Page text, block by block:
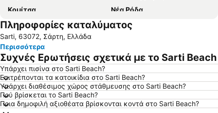
Κομίτσα
Νέα Ρόδα
Παραλία της Ουρανόπολης
Νικήτη
Λιμάνι Ιερισσού
Αγιος Γεώργιος
Πόρτο Καρράς 1
Πολύχρονο
Καρύδι
Παραλία Καλογριάς
Καλλιθέα
Loutra
Λιμάνι Όρμος Παναγίας
Ψακούδια
Πληροφορίες καταλύματος
Sarti, 63072, Σάρτη, Ελλάδα
Περισσότερα
Συχνές Ερωτήσεις σχετικά με το Sarti Beach
Υπάρχει πισίνα στο Sarti Beach?
Επιτρέπονται τα κατοικίδια στο Sarti Beach?
Υπάρχει διαθέσιμος χώρος στάθμευσης στο Sarti Beach?
Πού βρίσκεται το Sarti Beach?
Ποια δημοφιλή αξιοθέατα βρίσκονται κοντά στο Sarti Beach?